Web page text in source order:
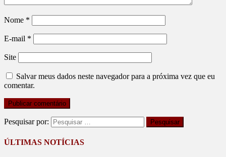
Nome *
E-mail *
Site
Salvar meus dados neste navegador para a próxima vez que eu
comentar.
Pesquisar por:
ÚLTIMAS NOTÍCIAS